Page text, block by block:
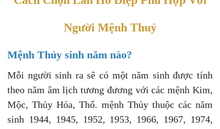
Người Mệnh Thuỷ
Mệnh Thủy sinh năm nào?
Mỗi người sinh ra sẽ có một năm sinh được tính
theo năm âm lịch tương đương với các mệnh Kim,
Mộc, Thủy Hỏa, Thổ. mệnh Thủy thuộc các năm
sinh 1944, 1945, 1952, 1953, 1966, 1967, 1974,